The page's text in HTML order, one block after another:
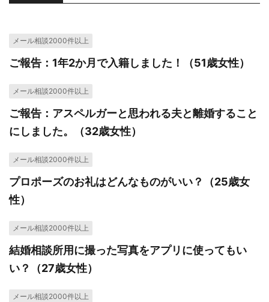
メール相談2000件以上
ご報告：1年2か月で入籍しました！（51歳女性）
メール相談2000件以上
ご報告：アスペルガーと思われる夫と離婚すること
にしました。（32歳女性）
メール相談2000件以上
プロポーズのお礼はどんなものがいい？（25歳女
性）
メール相談2000件以上
結婚相談所用に撮った写真をアプリに使ってもい
い？（27歳女性）
メール相談2000件以上